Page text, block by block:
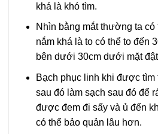
khá là khó tìm.
Nhìn bằng mắt thường ta
nắm khá là to có thể to đến
bên dưới 30cm dưới mặt đật
Bạch phục linh khi được
sau đó làm sạch sau đó để
được đem đi sấy và ủ đến
có thể bảo quản lâu hơn.